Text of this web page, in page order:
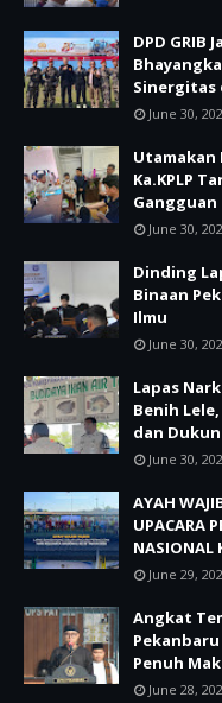
DPD GRIB
Sinergitas
June 30,
Utamakan
Ka.KPLP
Gangguan
June 30,
Dinding
Binaan
Ilmu
June 30,
Lapas
Benih
dan
June 30,
AYAH
UPACARA
NASIONAL
June 29,
Angkat
Penuh
June 28,